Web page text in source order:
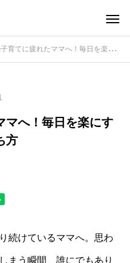
に疲れたママへ！毎日を楽にする手抜き家事と心の保ち方
マへ！毎日を楽にす
方
続けているママへ。思わ
まう瞬間、誰にでもあり